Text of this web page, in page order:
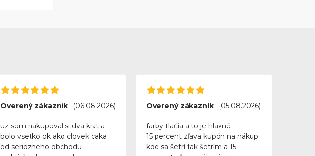
Overený zákazník (06.08.2026)
uz som nakupoval si dva krat a
bolo vsetko ok ako clovek caka
od seriozneho obchodu
Overený zákazník (05.08.2026)
farby tlačia a to je hlavné
15 percent zľava kupón na nákup
kde sa šetrí tak šetrím a 15